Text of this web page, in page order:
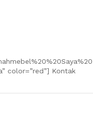
color=”red”] Kontak